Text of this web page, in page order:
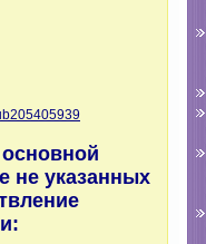
не указанных